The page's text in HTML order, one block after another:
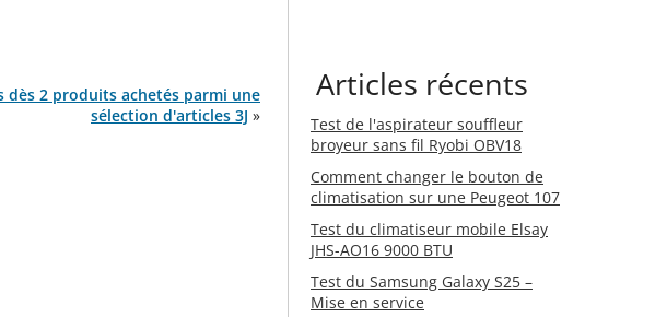
dès 2 produits achetés parmi une
sélection d'articles 3J »
Articles récents
Test de l'aspirateur souffleur
broyeur sans fil Ryobi OBV18
Comment changer le bouton de
climatisation sur une Peugeot 107
Test du climatiseur mobile Elsay
JHS-AO16 9000 BTU
Test du Samsung Galaxy S25 –
Mise en service